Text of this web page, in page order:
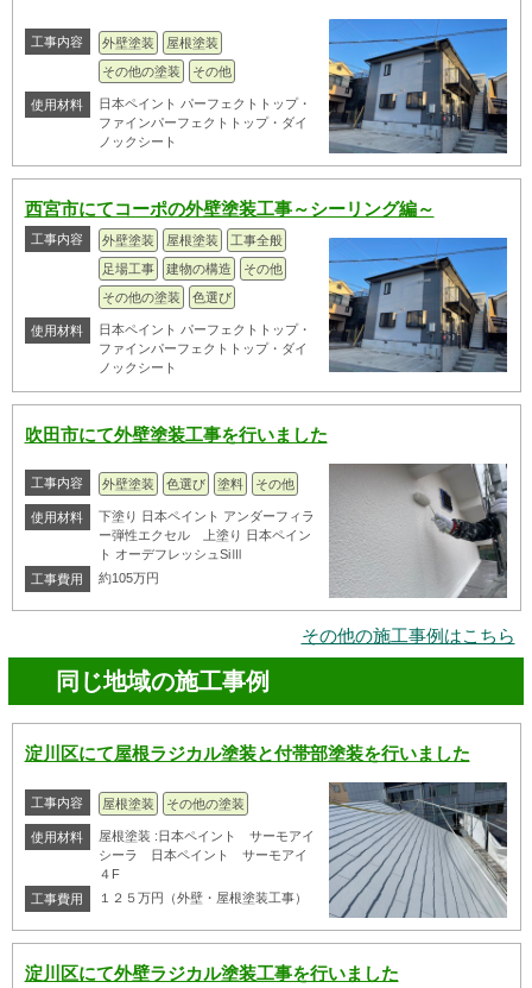
工事内容 外壁塗装
屋根塗装
その他の塗装
その他
使用材料
日本ペイント パーフェクトトップ・
ファインパーフェクトトップ・ダイ
ノックシート
西宮市にてコーポの外壁塗装工事～シーリング編～
工事内容 外壁塗装 屋根塗装
工事全般
足場工事
建物の構造
その他
その他の塗装
色選び
使用材料
日本ペイント パーフェクトトップ・
ファインパーフェクトトップ・ダイ
ノックシート
吹田市にて外壁塗装工事を行いました
工事内容 外壁塗装 色選び 塗料 その他
使用材料
下塗り 日本ペイント アンダーフィラ
ー弾性エクセル 上塗り 日本ペイン
ト オーデフレッシュSiⅢ
工事費用
約105万円
その他の施工事例はこちら
同じ地域の施工事例
淀川区にて屋根ラジカル塗装と付帯部塗装を行いました
工事内容 屋根塗装 その他の塗装
使用材料
屋根塗装 :日本ペイント サーモアイ
シーラ 日本ペイント サーモアイ
４F
工事費用
１２５万円（外壁・屋根塗装工事）
淀川区にて外壁ラジカル塗装工事を行いました